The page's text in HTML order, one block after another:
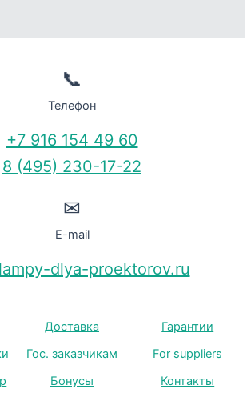
📞
Телефон
+7 916 154 49 60
8 (495) 230-17-22
✉
E-mail
dlya-proektorov.ru
Доставка
Гарантии
Гос. заказчикам
For suppliers
Бонусы Контакты